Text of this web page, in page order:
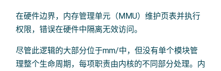
在硬件边界，内存管理单元（MMU）维护页表并执行
权限，错误在硬件中隔离无效访问。
尽管此逻辑的大部分位于mm/中，但没有单个模块管
理整个生命周期，每项职责由内核的不同部分处理。内